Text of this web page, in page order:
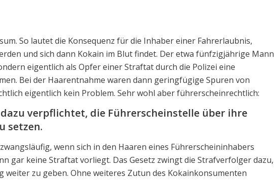
So lautet die Konsequenz für die Inhaber einer Fahrerlaubnis,
und sich dann Kokain im Blut findet. Der etwa fünfzigjährige Mann
eigentlich als Opfer einer Straftat durch die Polizei eine
Bei der Haarentnahme waren dann geringfügige Spuren von
eigentlich kein Problem. Sehr wohl aber führerscheinrechtlich:
verpflichtet, die Führerscheinstelle über ihre
setzen.
wenn sich in den Haaren eines Führerscheininhabers
gar keine Straftat vorliegt. Das Gesetz zwingt die Strafverfolger dazu,
weiter zu geben. Ohne weiteres Zutun des Kokainkonsumenten